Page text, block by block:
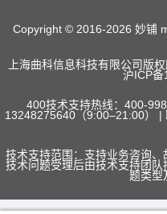
Copyright © 2016-2026 妙铺
上海曲科信息科技有限公司版
沪ICP
400技术支持热线：400-
13248275640（9:00–21:00） |
技术支持范围：支持业务咨询、
技术问题受理后由技术支持团
题类型